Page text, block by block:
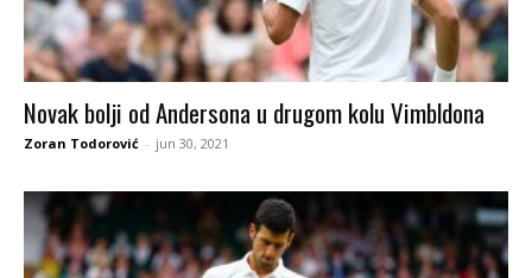
Novak bolji od Andersona u drugom kolu Vimbldona
Zoran Todorović - jun 30, 2021